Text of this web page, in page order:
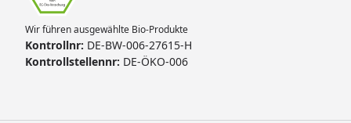
Wir führen ausgewählte Bio-Produkte
Kontrollnr: DE-BW-006-27615-H
Kontrollstellennr: DE-ÖKO-006